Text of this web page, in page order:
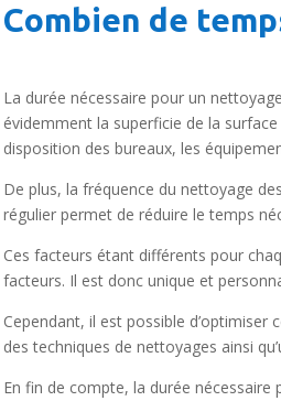
Combien de
La durée nécessaire pour un
évidemment la superficie de la
disposition des bureaux, les
De plus, la fréquence du nettoyage
régulier permet de réduire le temps
Ces facteurs étant différents pour
facteurs. Il est donc unique et
Cependant, il est possible
des techniques de nettoyages ainsi
En fin de compte, la durée